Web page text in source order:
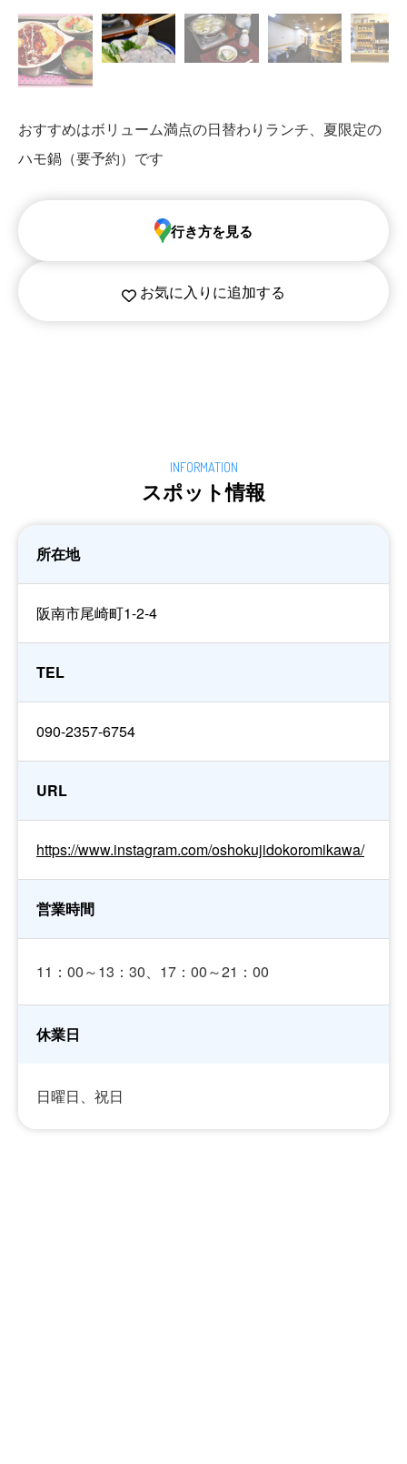
おすすめはボリューム満点の日替わりランチ、夏限定の
ハモ鍋（要予約）です
お気に入りに追加する
行き方を見る
スポット情報
所在地
阪南市尾崎町1-2-4
TEL
090-2357-6754
URL
https://www.instagram.com/oshokujidokoromikawa/
営業時間
11：00～13：30、17：00～21：00
休業日
日曜日、祝日